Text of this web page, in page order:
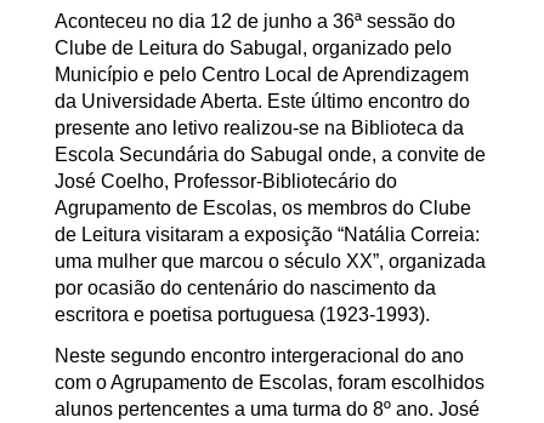
Aconteceu no dia 12 de junho a 36ª sessão do
Clube de Leitura do Sabugal, organizado pelo
Município e pelo Centro Local de Aprendizagem
da Universidade Aberta. Este último encontro do
presente ano letivo realizou-se na Biblioteca da
Escola Secundária do Sabugal onde, a convite de
José Coelho, Professor-Bibliotecário do
Agrupamento de Escolas, os membros do Clube
de Leitura visitaram a exposição “Natália Correia:
uma mulher que marcou o século XX”, organizada
por ocasião do centenário do nascimento da
escritora e poetisa portuguesa (1923-1993).
Neste segundo encontro intergeracional do ano
com o Agrupamento de Escolas, foram escolhidos
alunos pertencentes a uma turma do 8º ano. José